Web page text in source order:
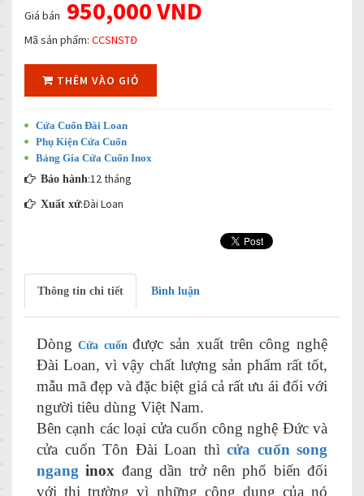
Giá bán 950,000 VND
Mã sản phẩm: CCSNSTĐ
THÊM VÀO GIỎ
Cửa Cuốn Đài Loan
Phụ Kiện Cửa Cuốn
Bảng Gía Cửa Cuốn Inox
Bảo hành:12 tháng
Xuất xứ:Đài Loan
Thông tin chi tiết Bình luận
Dòng Cửa cuốn được sản xuất trên công nghệ
Đài Loan, vì vậy chất lượng sản phẩm rất tốt,
mẫu mã đẹp và đặc biệt giá cả rất ưu ái đối với
người tiêu dùng Việt Nam.
Bên cạnh các loại cửa cuốn công nghệ Đức và
cửa cuốn Tôn Đài Loan thì cửa cuốn song
ngang inox đang dần trở nên phổ biến đối
với thị trường vì những công dụng của nó